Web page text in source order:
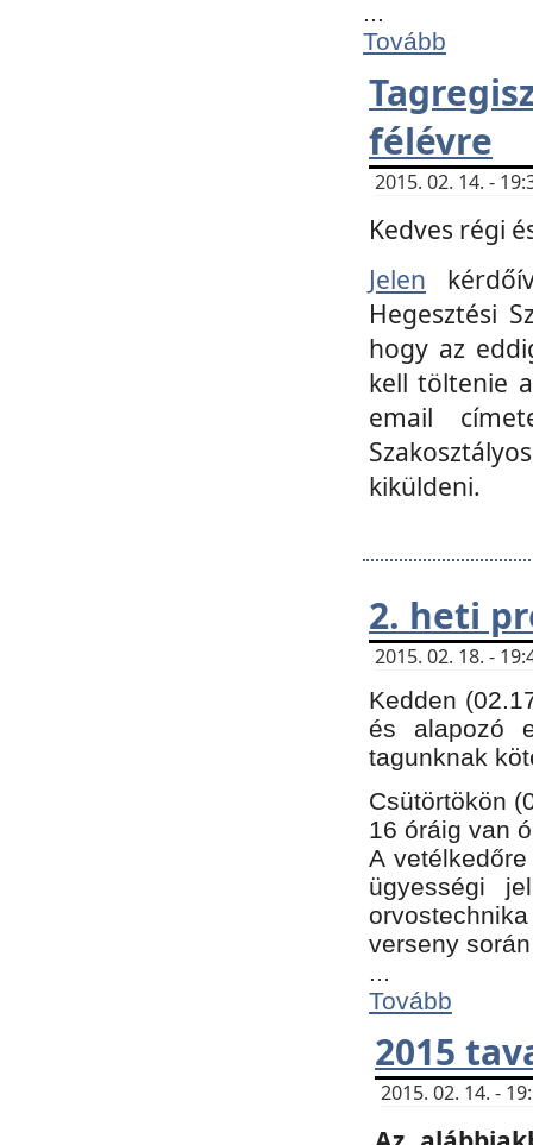
...
Tovább
félévre
2015. 02. 14. -
Kedves régi
Jelen
Hegesztési
hogy az
kell töltenie
email
kiküldeni.
2. heti
2015. 02. 18. -
Kedden
és alapozó
tagunknak
Csütörtökön
16 óráig van
A
ügyességi
verseny
...
Tovább
2015
2015. 02. 14. -